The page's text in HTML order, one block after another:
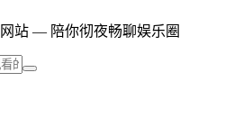
站 — 陪你彻夜畅聊娱乐圈